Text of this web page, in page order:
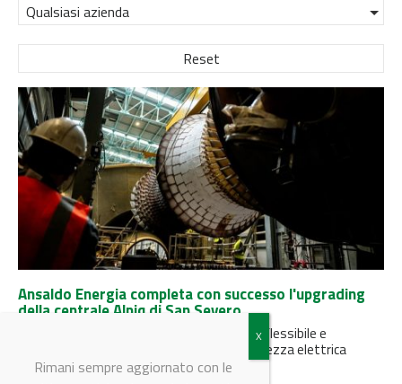
Qualsiasi azienda
Reset
Ansaldo Energia completa con successo l'upgrading
della centrale Alpiq di San Severo
L'impianto rafforza il proprio ruolo di asset flessibile e
altamente efficiente a supporto della sicurezza elettrica
nazionale e della transizione...
Rimani sempre aggiornato con le